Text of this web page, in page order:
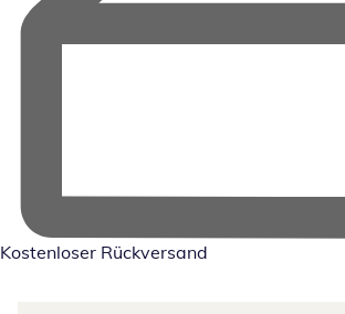
Kostenloser Rückversand